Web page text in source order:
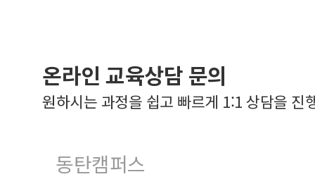
온라인 교육상담 문의
원하시는 과정을 쉽고 빠르게 1:1 상담을 진